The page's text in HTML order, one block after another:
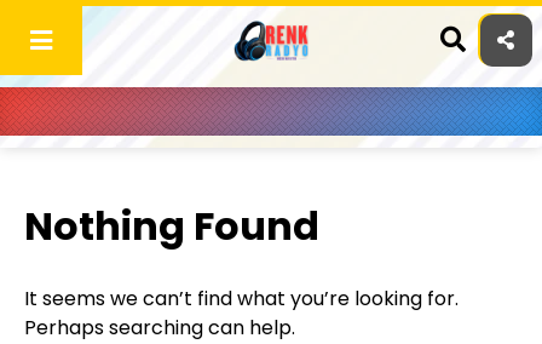
content
Nothing Found
It seems we can’t find what you’re looking for.
Perhaps searching can help.